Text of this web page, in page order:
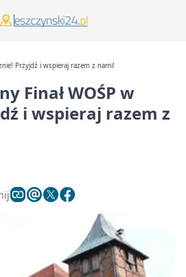
Przyjdź i wspieraj razem z nami!
Finał WOŚP w
i wspieraj razem z